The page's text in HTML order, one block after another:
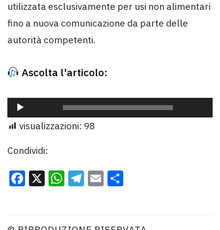
utilizzata esclusivamente per usi non alimentari
fino a nuova comunicazione da parte delle
autorità competenti.
Ascolta l'articolo:
Audio
Player
visualizzazioni: 98
Condividi:
Facebook
X WhatsApp
Telegram
Email